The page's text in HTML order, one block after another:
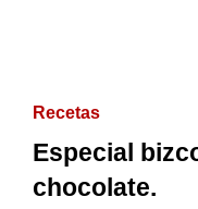
Recetas
Especial
chocolate.